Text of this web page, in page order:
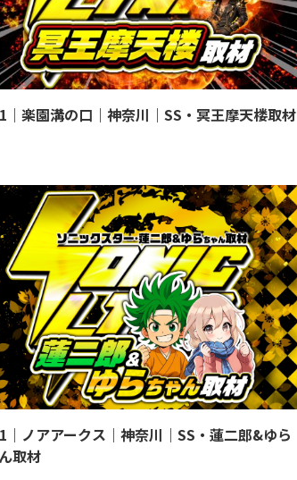
｜楽園溝の口｜神奈川｜SS・冥王摩天楼取材
｜ノアアークス｜神奈川｜SS・蓮二郎&ゆら
取材